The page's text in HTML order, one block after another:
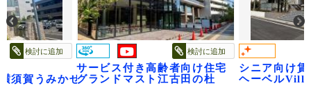
検討に追加
須賀うみかぜ公園
検討に追加
サービス付き高齢者向け住宅
グランドマスト江古田の杜
シニア向け賃
ヘーベル